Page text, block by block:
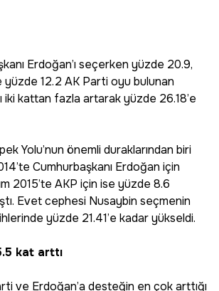
Erdoğan’ı seçerken yüzde 20.9,
yüzde 12.2 AK Parti oyu bulunan
iki kattan fazla artarak yüzde 26.18’e
Yolu’nun önemli duraklarından biri
Cumhurbaşkanı Erdoğan için
2015’te AKP için ise yüzde 8.6
Evet cephesi Nusaybin seçmenin
yüzde 21.41’e kadar yükseldi.
kat arttı
ve Erdoğan’a desteğin en çok arttığı